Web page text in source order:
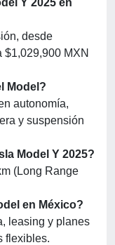
Y 2025 en
desde
$1,029,900 MXN
Model?
autonomía,
y suspensión
Model Y 2025?
(Long Range
en México?
leasing y planes
flexibles.